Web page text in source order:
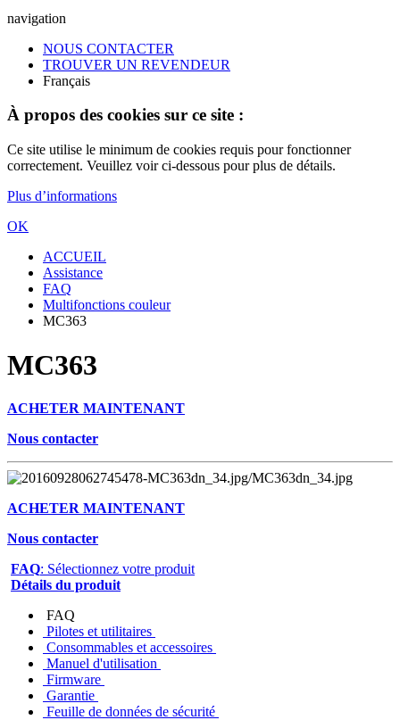
navigation
NOUS CONTACTER
TROUVER UN REVENDEUR
Français
À propos des cookies sur ce site :
Ce site utilise le minimum de cookies requis pour fonctionner
correctement. Veuillez voir ci-dessous pour plus de détails.
Plus d’informations
OK
ACCUEIL
Assistance
FAQ
Multifonctions couleur
MC363
MC363
ACHETER MAINTENANT
Nous contacter
ACHETER MAINTENANT
Nous contacter
FAQ: Sélectionnez votre produit
Détails du produit
FAQ
Pilotes et utilitaires
Consommables et accessoires
Manuel d'utilisation
Firmware
Garantie
Feuille de données de sécurité